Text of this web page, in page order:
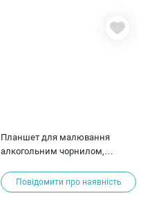
Планшет для малювання
алкогольним чорнилом,
Повідомити про наявність